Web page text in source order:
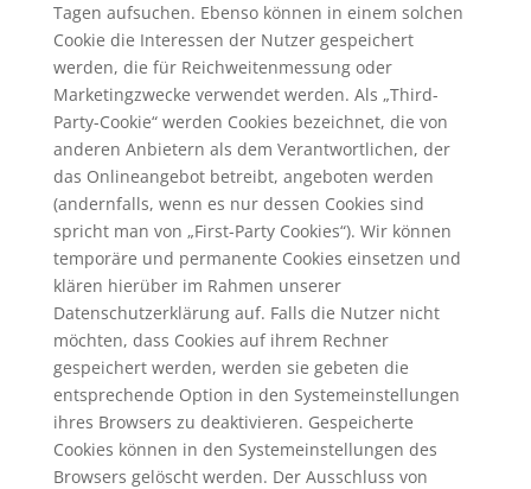
Tagen aufsuchen. Ebenso können in einem solchen
Cookie die Interessen der Nutzer gespeichert
werden, die für Reichweitenmessung oder
Marketingzwecke verwendet werden. Als „Third-
Party-Cookie“ werden Cookies bezeichnet, die von
anderen Anbietern als dem Verantwortlichen, der
das Onlineangebot betreibt, angeboten werden
(andernfalls, wenn es nur dessen Cookies sind
spricht man von „First-Party Cookies“). Wir können
temporäre und permanente Cookies einsetzen und
klären hierüber im Rahmen unserer
Datenschutzerklärung auf. Falls die Nutzer nicht
möchten, dass Cookies auf ihrem Rechner
gespeichert werden, werden sie gebeten die
entsprechende Option in den Systemeinstellungen
ihres Browsers zu deaktivieren. Gespeicherte
Cookies können in den Systemeinstellungen des
Browsers gelöscht werden. Der Ausschluss von